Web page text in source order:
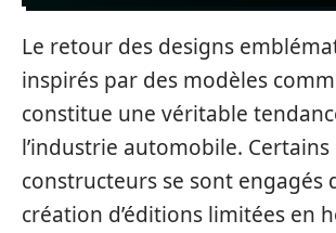
Le retour des designs
inspirés par des modèles
constitue une véritable
l’industrie automobile. Certains
constructeurs se sont engagés
création d’éditions limitées en